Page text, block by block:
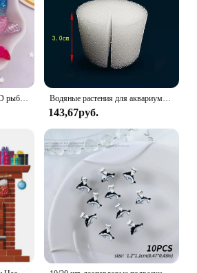
10 шт., блестящая смола, 3D рыбий хвост, плоская задняя часть, стразы, фигурка, аппликации, сделай сам, хвост русалки, скрапбук, ремесло, сделай сам, декор с бантом, OL772 Водяные растения для аквариума с фиксированным основанием, посадочная раковина, украшения для аквариума, керамическое кольцо, крепежный горшок для водных растений в горошек
143,67руб.